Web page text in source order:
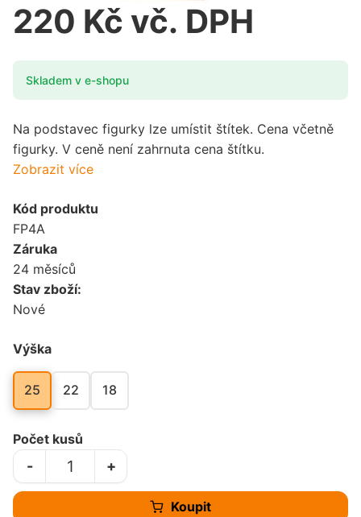
220 Kč vč. DPH
Skladem v e-shopu
Na podstavec figurky lze umístit štítek. Cena včetně
figurky. V ceně není zahrnuta cena štítku.
Zobrazit více
Kód produktu
FP4A
Záruka
24 měsíců
Stav zboží:
Nové
Výška
25 22 18
Koupit
Počet kusů
+
-